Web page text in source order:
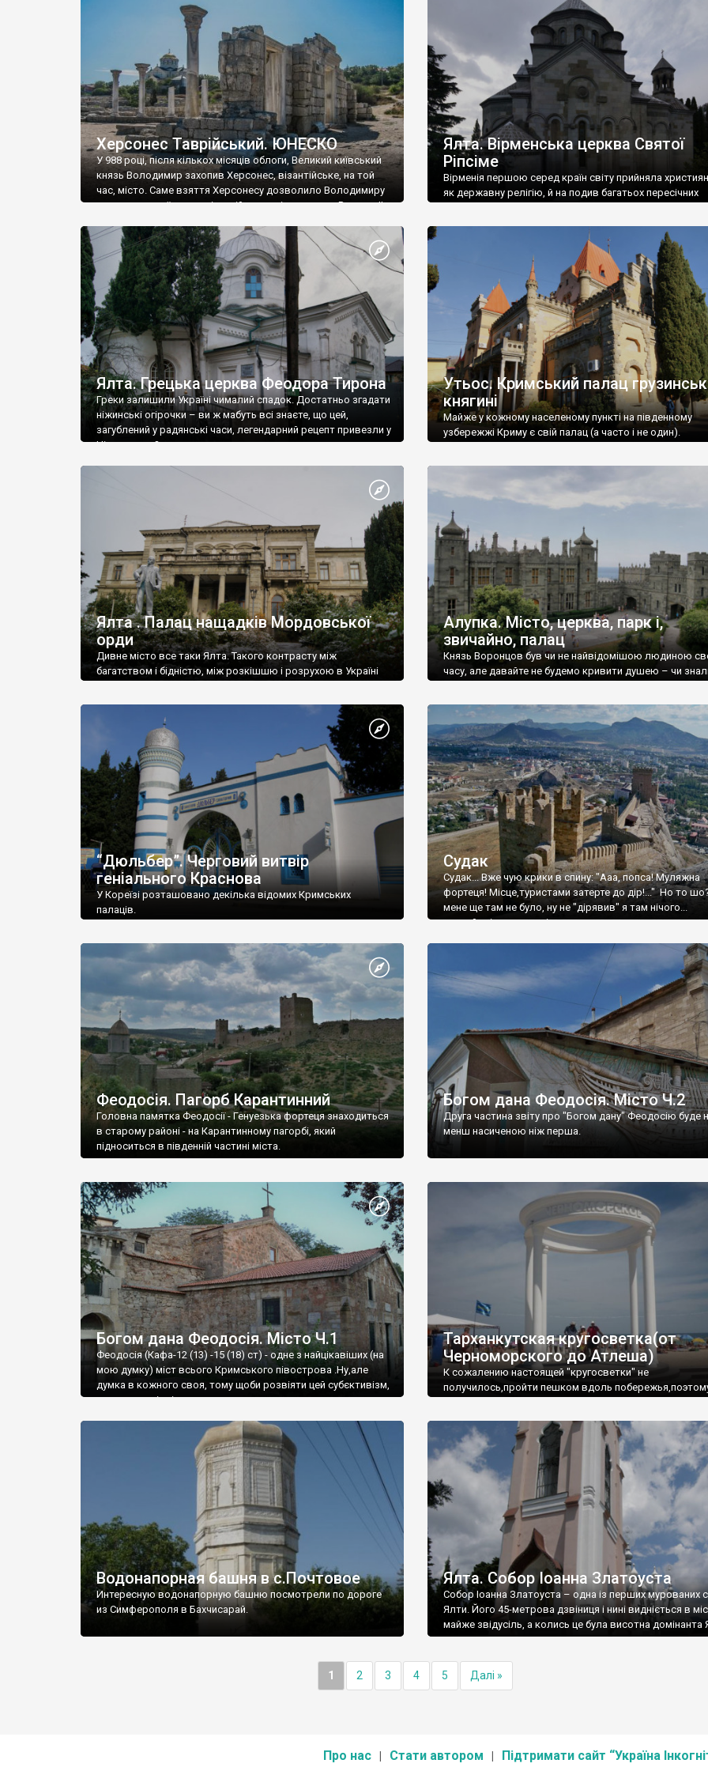
візантійської доби. Раритети викрадені з фондів об’єкту
культурної спадщини ЮНЕСКО «Херсонеса Таврійського».
Офіційно – на виставку «Золото Візантії», але експерти та
влада в Україні вважають це лише […]
називаються «повстяками» (postaki)…” “Вино. Крим
виробляє відмінне вино і його вдосталь: воно все
легке біле і дуже […]
Херсонес Таврійський. ЮНЕСКО
У 988 році, після кількох місяців облоги, Великий київський
князь Володимир захопив Херсонес, візантійське, на той
час, місто. Саме взяття Херсонесу дозволило Володимиру
диктувати свої умови візантійському імператору Василю ІІ,
Херсонесі Володимир-язичник, став Василем-
християнином. А потім було Хрещення Русі. На честь
Херсонесу Таврійського названо місто […]
Ялта. Вірменська церква Святої
Ріпсіме
Вірменія першою серед країн світу прийняла
як державну релігію, й на подив багатьох пересічних
Ялта. Грецька церква Феодора Тирона
Греки залишили Україні чималий спадок. Достатньо згадати
ніжинські огірочки – ви ж мабуть всі знаєте, що цей,
загублений у радянські часи, легендарний рецепт привезли у
Ніжин греки?
Утьос. Кримський палац
княгині
Майже у кожному населеному пункті на південному
узбережжі Криму є свій палац (а часто і не один).
Ялта . Палац нащадків Мордовської
орди
Дивне місто все таки Ялта. Такого контрасту між
багатством і бідністю, між розкішшю і розрухою в Україні
Алупка. Місто, церква, парк і,
звичайно, палац
Князь Воронцов був чи не найвідомішою людиною
часу, але давайте не будемо кривити душею – чи
“Дюльбер”. Черговий витвір
геніального Краснова
У Кореїзі розташовано декілька відомих Кримських
палаців.
Судак
Судак... Вже чую крики в спину: "Ааа, попса! Муляжна
фортеця! Місце,туристами затерте до дір!..." Но то
мене ще там не було, ну не "дірявив" я там нічого...
принаймні до цього літа.
Феодосія. Пагорб Карантинний
Головна памятка Феодосії - Генуезька фортеця знаходиться
в старому районі - на Карантинному пагорбі, який
підноситься в південній частині міста.
Богом дана Феодосія. Місто Ч.2
Друга частина звіту про "Богом дану" Феодосію буде
менш насиченою ніж перша.
Богом дана Феодосія. Місто Ч.1
Феодосія (Кафа-12 (13) -15 (18) ст) - одне з найцікавіших (на
мою думку) міст всього Кримського півострова .Ну,але
думка в кожного своя, тому щоби розвіяти цей субєктивізм,
запрошую відвідати це
Тарханкутская кругосветка(от
Черноморского до Атлеша)
К сожалению настоящей "кругосветки" не
получилось,пройти пешком вдоль
Водонапорная башня в с.Почтовое
Интересную водонапорную башню посмотрели по дороге
из Симферополя в Бахчисарай.
Ялта. Собор Іоанна Златоуста
Собор Іоанна Златоуста – одна із перших мурованих
Ялти. Його 45-метрова дзвіниця і нині видніється в
майже звідусіль, а колись це була висотна домінанта
1 2 3 4 5 Далі »
Про нас Стати автором Підтримати сайт “Україна